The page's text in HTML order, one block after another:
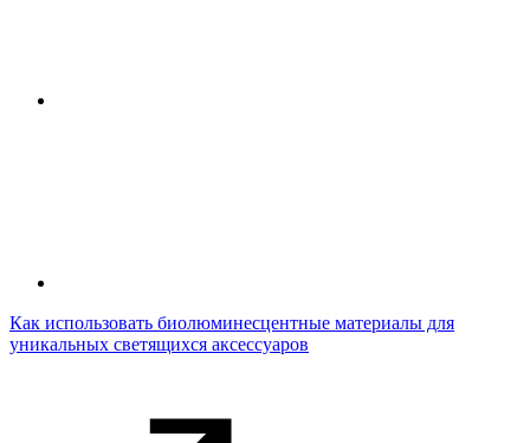
Как использовать биолюминесцентные материалы для
уникальных светящихся аксессуаров